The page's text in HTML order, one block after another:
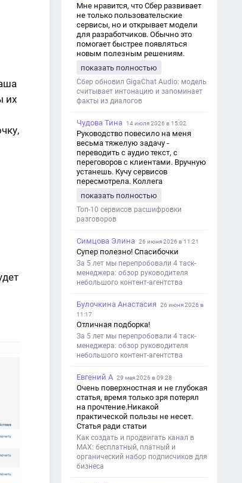
их
Мне нравится, что Сбер развивает
не только пользовательские
сервисы, но и открывает модели
для разработчиков. Обычно это
помогает быстрее появляться
новым полезным решениям.
показать полностью
Сбер обновил GigaChat Audio: модель
считывает интонацию и запоминает
факты из диалогов
Чудова Тина 14 июля 2026 в 15:02
Руководство повесило на меня
весьма тяжелую задачу -
переводить с аудио текст, с
переговоров с клиентами. Вручную
устанешь. Кучу сервисов
пересмотрела. Коллега
хорошо переводит. Мало
редактировать по итогу. Советую.
показать полностью
Топ-10 сервисов расшифровки
разговоров
Симцова Элина 26 июня 2026 в 11:21
Супер полезно! Спасибочки
За 5 лет мы перепробовали 4 таск-
менеджера: обзор руководителя
небольшого контент-агентства
Булочкина Анастасия
26 июня 2026 в
11:17
Отличная подборка!
За 5 лет мы перепробовали 4 таск-
менеджера: обзор руководителя
небольшого контент-агентства
Евгений А 29 мая 2026 в 09:28
Очень поверхностная и не глубокая
статья, время только зря потерял
на прочтение.Никакой
практической пользы не несет.
Статья ради статьи
Как создать и продвигать канал в
MAX: бесплатный, платный и
органический набор подписчиков для
бизнеса